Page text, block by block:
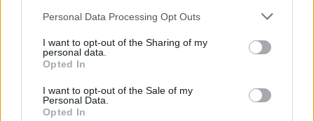
Please note that this website/app uses one or more Google
not limited to your visit or usage behaviour. You may click to
grant or deny consent to Google and its third-party tags to
use your data for below specified purposes in below Google
consent section.
Personal Data Processing Opt Outs
I want to opt-out of the Sharing of my
personal data.
Opted In
I want to opt-out of the Sale of my
Personal Data.
Opted In
Οι γείτονες της Νίκι Μινάζ μαζεύουν υπογραφές για να
Κατά τα λεγόμενα ενός εκ των πολλών «ανησυχούν
βιασμού που συνέβη το 1995